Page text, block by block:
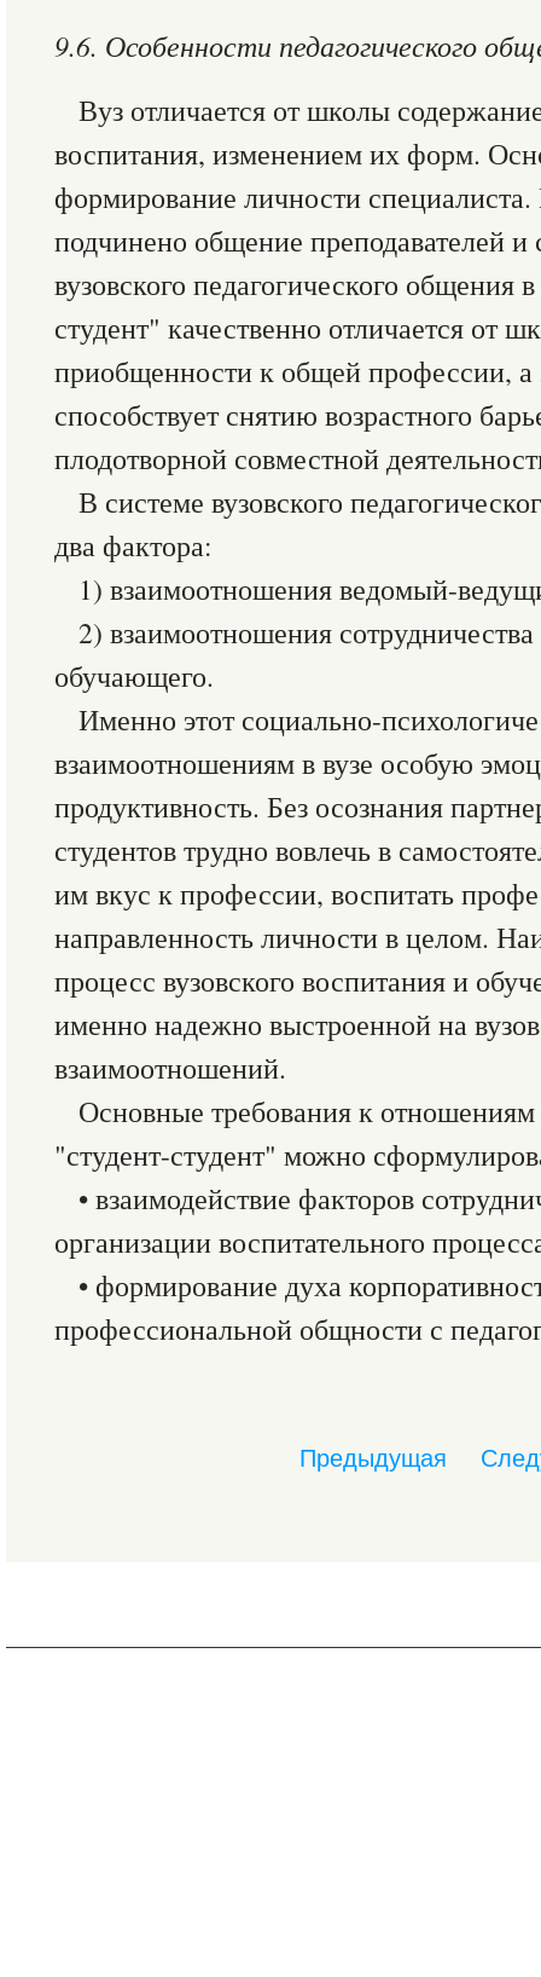
9.6. Особенности педагогического
Вуз отличается от школы
воспитания, изменением их форм.
формирование личности
подчинено общение преподавателей и
вузовского педагогического общения
студент" качественно отличается от
приобщенности к общей профессии, а
способствует снятию возрастного
плодотворной совместной
В системе вузовского
два фактора:
1) взаимоотношения ведомый-
2) взаимоотношения
обучающего.
Именно этот социально-
взаимоотношениям в вузе особую
продуктивность. Без осознания
студентов трудно вовлечь в
им вкус к профессии, воспитать
направленность личности в целом.
процесс вузовского воспитания и
именно надежно выстроенной на
взаимоотношений.
Основные требования к отношениям
"студент-студент" можно
• взаимодействие факторов
организации воспитательного
• формирование духа
профессиональной общности с
Предыдущая